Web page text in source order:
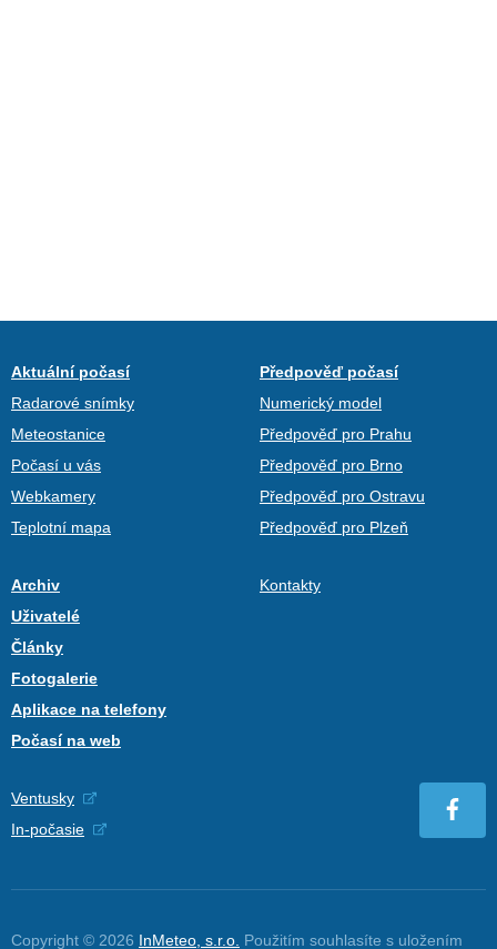
Aktuální počasí
Radarové snímky
Meteostanice
Počasí u vás
Webkamery
Teplotní mapa
Předpověď počasí
Numerický model
Předpověď pro Prahu
Předpověď pro Brno
Předpověď pro Ostravu
Předpověď pro Plzeň
Archiv
Uživatelé
Články
Fotogalerie
Aplikace na telefony
Počasí na web
Kontakty
Ventusky
In-počasie
Copyright © 2026 InMeteo, s.r.o. Použitím souhlasíte s uložením